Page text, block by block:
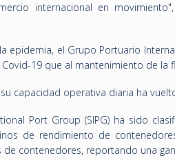
internacional en
epidemia, el Grupo Portuario
19 que al mantenimiento de la
capacidad operativa diaria ha
Port Group (SIPG) ha sido
de rendimiento de
de contenedores, reportando una